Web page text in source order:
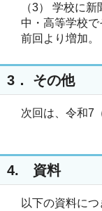
（3） 学校に
中・高等学校で
前回より増加。
3． その他
次回は、令和7
4. 資料
以下の資料に